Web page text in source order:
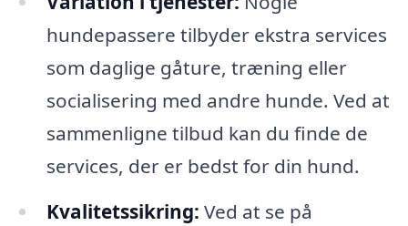
hundepassere tilbyder ekstra services
som daglige gåture, træning eller
socialisering med andre hunde. Ved at
sammenligne tilbud kan du finde de
services, der er bedst for din hund.
Kvalitetssikring: Ved at se på